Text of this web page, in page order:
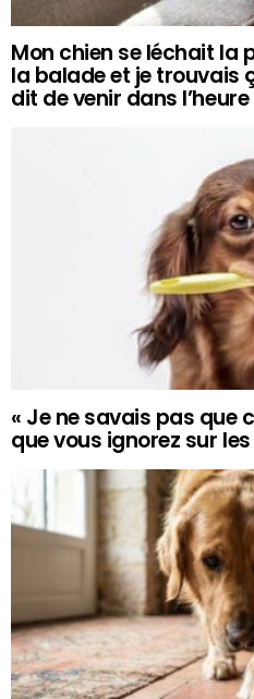
Mon chien se léchait la
la balade et je trouvais
dit de venir dans l’heure
« Je ne savais pas que
que vous ignorez sur